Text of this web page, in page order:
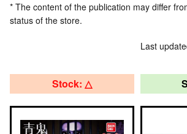
* The content of the publication may differ
status of the store.
Last
Stock: △